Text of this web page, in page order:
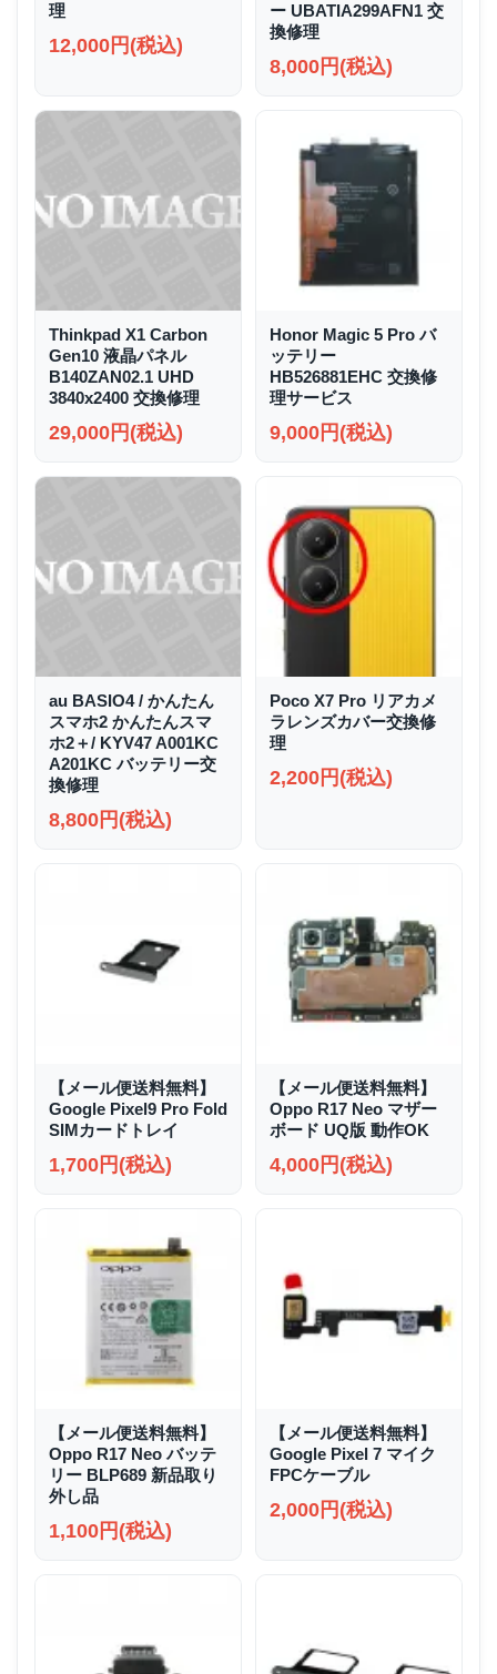
理
12,000円(税込)
ー UBATIA299AFN1 交
換修理
8,000円(税込)
Thinkpad X1 Carbon
Gen10 液晶パネル
B140ZAN02.1 UHD
3840x2400 交換修理
29,000円(税込)
Honor Magic 5 Pro バ
ッテリー
HB526881EHC 交換修
理サービス
9,000円(税込)
au BASIO4 / かんたん
スマホ2 かんたんスマ
ホ2＋/ KYV47 A001KC
A201KC バッテリー交
換修理
8,800円(税込)
Poco X7 Pro リアカメ
ラレンズカバー交換修
理
2,200円(税込)
【メール便送料無料】
Google Pixel9 Pro Fold
SIMカードトレイ
1,700円(税込)
【メール便送料無料】
Oppo R17 Neo マザー
ボード UQ版 動作OK
4,000円(税込)
【メール便送料無料】
Oppo R17 Neo バッテ
リー BLP689 新品取り
外し品
1,100円(税込)
【メール便送料無料】
Google Pixel 7 マイク
FPCケーブル
2,000円(税込)